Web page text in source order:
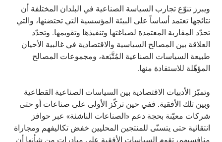
ويبرز تنوّع تجارب السياسة الصناعية في البلدان المختلفة أن
نتائجها تعتمد أساساً على البيئة المؤسسية التي تحتضنها، والتي
تحدّد المقاربة المعتمدة لصياغتها وتنفيذها وتقويمها. وتحدّد
العلاقة بين المصالح السياسية والاقتصادية في غالبية الأحيان
طبيعة السياسات الصناعية المُتَّبَعة، ومجموعات المصالح
المؤهّلة للاستفادة منها.
وتميّز الأدبيات الاقتصادية بين السياسات الصناعية القطاعية
وبين تلك الأفقية. ففي حين تركّز الأولى على صناعات أو حتى
شركات معيّنة بحجة دعم «الصناعات الناشئة» عبر حوافز
انتقائية حتى يتسنّى للمنتجين المحليين خفض تكاليفهم ومجاراة
منافسيهم، تقوم السياسات الأفقية على مبادرات من شأنها أن